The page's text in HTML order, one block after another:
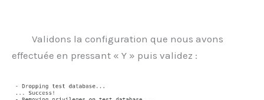
Validons la configuration que nous avons
effectuée en pressant « Y » puis validez :